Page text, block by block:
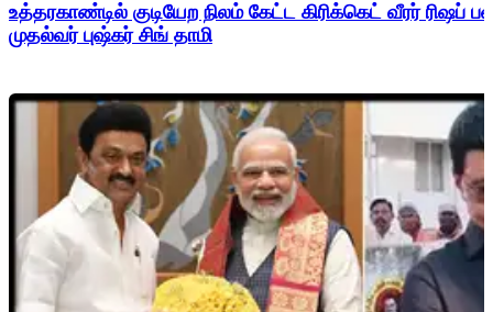
உத்தரகாண்டில் குடியேற நிலம் கேட்ட கிரிக்கெட் வீரர்
முதல்வர் புஷ்கர் சிங் தாமி